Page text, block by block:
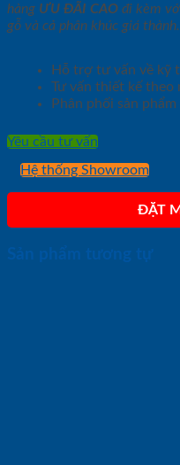
hàng ƯU ĐÃI CAO đi kèm
gỗ và cả phân khúc giá thành.
Hỗ trợ tư vấn về kỹ
Tư vấn thiết kế theo
Phân phối sản
Yêu cầu tư vấn
Hệ thống Showroom
ĐẶT
Sản phẩm tương tự